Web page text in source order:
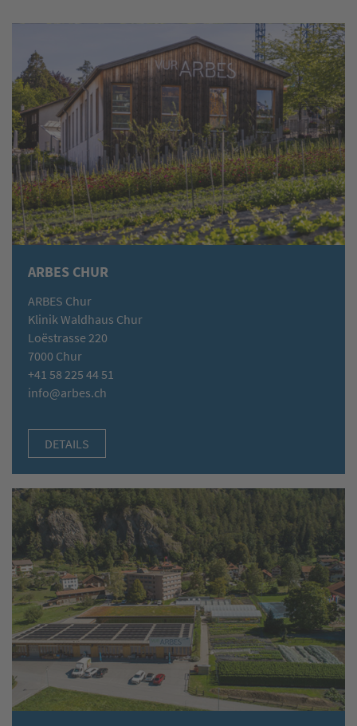
ARBES CHUR
ARBES Chur
Klinik Waldhaus Chur
Loëstrasse 220
7000 Chur
+41 58 225 44 51
info@arbes.ch
DETAILS